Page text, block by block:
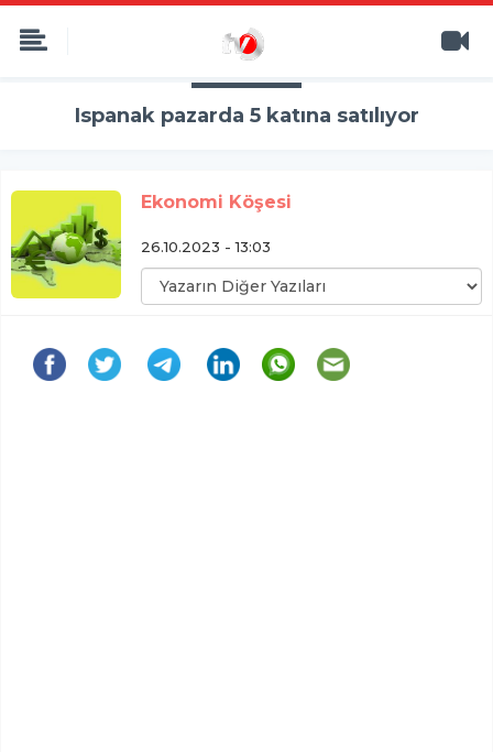
Ispanak pazarda 5 katına satılıyor
Ekonomi Köşesi
26.10.2023 - 13:03